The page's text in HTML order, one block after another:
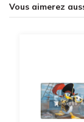
Vous aimerez